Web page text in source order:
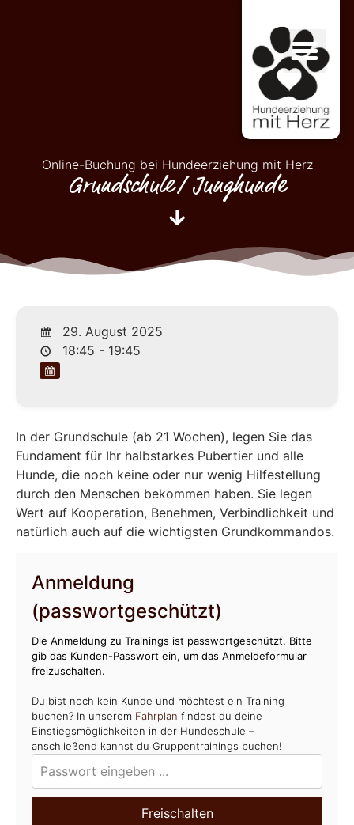
Online-Buchung bei Hundeerziehung mit Herz
Grundschule/ Junghunde
29. August 2025
18:45 - 19:45
In der Grundschule (ab 21 Wochen), legen Sie das
Fundament für Ihr halbstarkes Pubertier und alle
Hunde, die noch keine oder nur wenig Hilfestellung
durch den Menschen bekommen haben. Sie legen
Wert auf Kooperation, Benehmen, Verbindlichkeit und
natürlich auch auf die wichtigsten Grundkommandos.
Anmeldung
(passwortgeschützt)
Die Anmeldung zu Trainings ist passwortgeschützt. Bitte
gib das Kunden-Passwort ein, um das Anmeldeformular
freizuschalten.
Du bist noch kein Kunde und möchtest ein Training
buchen? In unserem Fahrplan findest du deine
Einstiegsmöglichkeiten in der Hundeschule –
anschließend kannst du Gruppentrainings buchen!
Freischalten